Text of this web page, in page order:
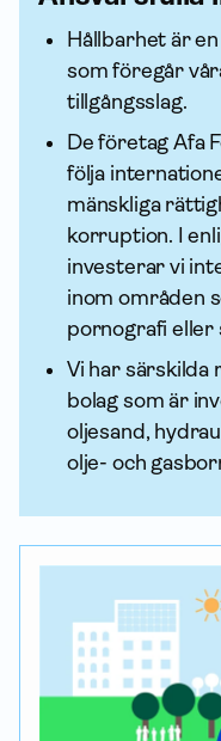
Hållbarhet är
som föregår
tillgångsslag.
De företag Afa
följa
mänskliga
korruption. I
investerar vi
inom områden
pornografi eller
Vi har särskilda
bolag som är
oljesand,
olje- och